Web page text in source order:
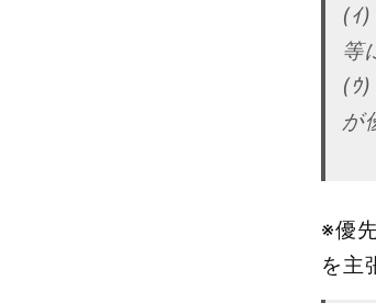
(ｲ
等
(ｳ
が
※優
を主